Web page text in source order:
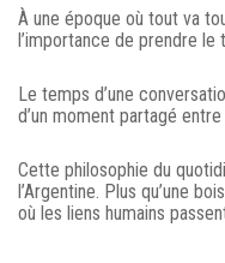
À une époque où tout va
l’importance de prendre le
Le temps d’une
d’un moment partagé entre
Cette philosophie du
l’Argentine. Plus qu’une
où les liens humains